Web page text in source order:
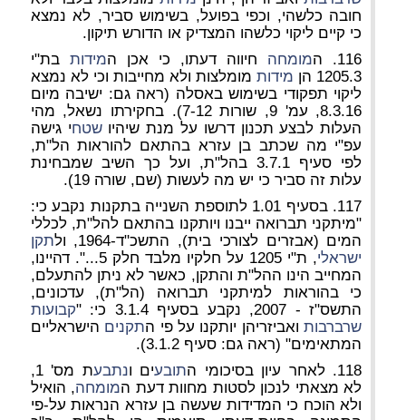
חובה כלשהי, וכפי בפועל, בשימוש סביר, לא נמצא
כי קיים ליקוי כלשהו המצדיק או הדורש תיקון.
116. ה
מומחה חיווה דעתו, כי אכן המידות בת"י
1205.3 הן
מידותמומלצות ולא מחייבות וכי לא נמצא
ליקוי תפקודי בשימוש באסלה (ראה גם: ישיבה מיום
8.3.16, עמ' 9, שורות 7-12). בחקירתו נשאל, מהי
העלות לבצע תכנון דרשו על מנת שיהיושטחי גישה
עפ"י מה שכתב בן עזרא בהתאם להוראות הל"ת,
לפי סעיף 3.7.1 בהל"ת, ועל כך השיב שמבחינת
עלות זה סביר כי יש מה לעשות (שם, שורה 19).
117. בסעיף 1.01 לתוספת השנייה בתקנות נקבע כי:
"מיתקני תברואה ייבנו ויותקנו בהתאם להל"ת, לכללי
המים (אבזרים לצורכי בית), התשכ"ד-1964, ול
תקן
ישראלי
, ת"י 1205 על חלקיו מלבד חלק 5...". דהיינו,
המחייב הינו ההל"ת והתקן, כאשר לא ניתן להתעלם,
כי בהוראות למיתקני תברואה (הל"ת), עדכונים,
התשס"ז - 2007, נקבע בסעיף 3.1.4 כי: "
קבועות
שרברבותואביזריהן יותקנו על פי התקנים הישראליים
המתאימים" (ראה גם: סעיף 3.1.2).
118. לאחר עיון בסיכומי ה
תובעים ונתבע
ת מס' 1,
לא מצאתי לנכון לסטות מחוות דעת המומחה, הואיל
ולא הוכח כי המדידות שעשה בן עזרא הנראות על-פי